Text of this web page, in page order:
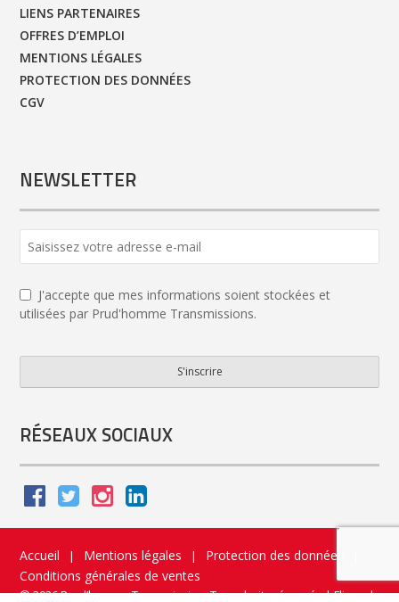
LIENS PARTENAIRES
OFFRES D’EMPLOI
MENTIONS LÉGALES
PROTECTION DES DONNÉES
CGV
NEWSLETTER
J'accepte que mes informations soient stockées et
utilisées par Prud'homme Transmissions.
S'inscrire
Address *
RÉSEAUX SOCIAUX
Accueil | Mentions légales | Protection des données
Conditions générales de ventes
© 2026 Prud’homme Transmission. Tous droits réservés|Flippad